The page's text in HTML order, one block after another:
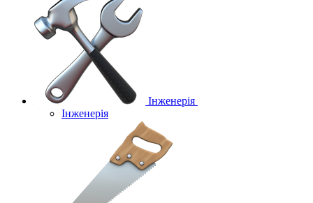
Інженерія
Інженерія